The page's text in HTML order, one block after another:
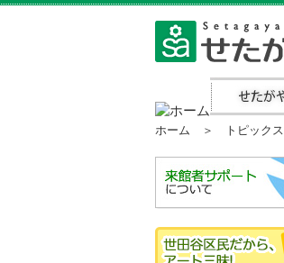
ホーム ＞ トピックス